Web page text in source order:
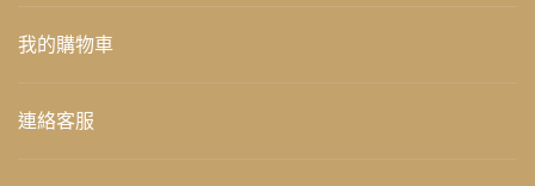
我的購物車
連絡客服